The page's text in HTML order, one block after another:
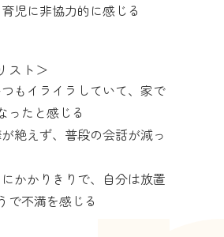
児に非協力的に感じる
スト＞
もイライラしていて、家で
ったと感じる
絶えず、普段の会話が減っ
かかりきりで、自分は放置
で不満を感じる